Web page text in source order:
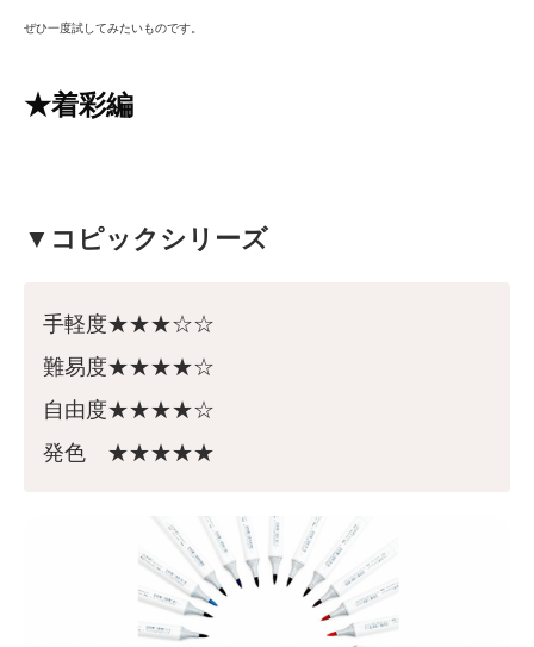
ぜひ一度試してみたいものです。
★着彩編
▼コピックシリーズ
手軽度★★★☆☆
難易度★★★★☆
自由度★★★★☆
発色 ★★★★★